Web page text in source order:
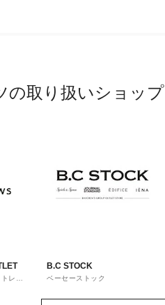
の取り扱いショップ
レッ
B.C STOCK
ベーセーストック